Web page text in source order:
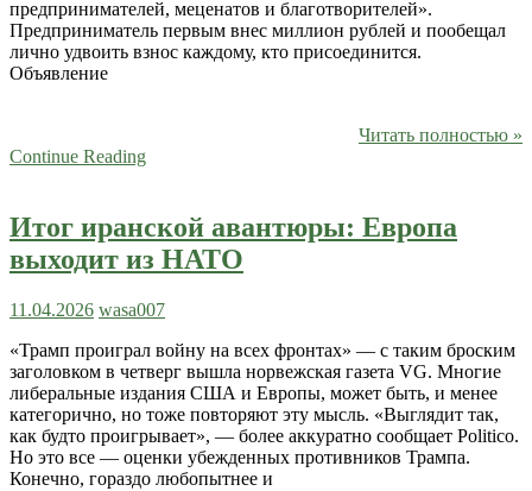
предпринимателей, меценатов и благотворителей».
Предприниматель первым внес миллион рублей и пообещал
лично удвоить взнос каждому, кто присоединится.
Объявление
Читать полностью »
Continue Reading
Итог иранской авантюры: Европа
выходит из НАТО
11.04.2026 wasa007
«Трамп проиграл войну на всех фронтах» — с таким броским
заголовком в четверг вышла норвежская газета VG. Многие
либеральные издания США и Европы, может быть, и менее
категорично, но тоже повторяют эту мысль. «Выглядит так,
как будто проигрывает», — более аккуратно сообщает Politico.
Но это все — оценки убежденных противников Трампа.
Конечно, гораздо любопытнее и